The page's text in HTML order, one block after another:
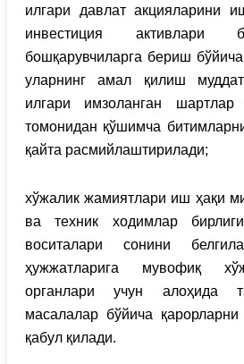
илгари давлат акцияларини
инвестиция активлари
бошқарувчиларга бериш
уларнинг амал қилиш
илгари имзоланган шартлар
томонидан қўшимча
қайта расмийлаштирилади;
хўжалик жамиятлари иш ҳақи
ва техник ходимлар
воситалари сонини
ҳужжатларига мувофиқ
органлари учун алоҳида
масалалар бўйича
қабул қилади.